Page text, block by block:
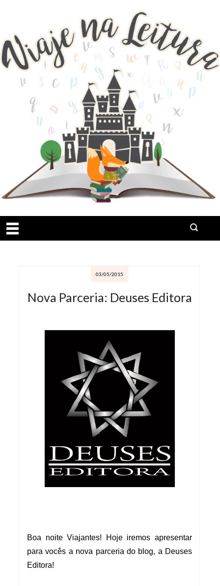
03/05/2015
Nova Parceria: Deuses Editora
Boa noite Viajantes! Hoje iremos apresentar
para vocês a nova parceria do blog, a Deuses
Editora!